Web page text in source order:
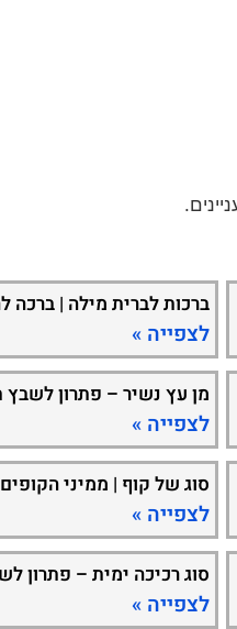
ברכות לברית מילה | ברכה
לצפייה »
מן עץ נשיר – פתרון
לצפייה »
סוג של קוף | ממיני
לצפייה »
סוג רכיכה ימית – פתרון
לצפייה »